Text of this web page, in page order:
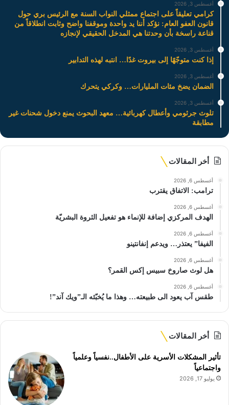
أغسطس 3, 2026
كرامي تعليقاً على اجتماع ممثلي النواب السنة مع الرئيس بري حول
قانون العفو العام: نؤكد أننا يد واحدة وموقفنا واضح وثابت انطلاقاً من
قناعة راسخة بأن وحدتنا هي المدخل الحقيقي لإنجازه
أغسطس 3, 2026
إذا كنت متوجّهًا إلى بيروت غدًا… انتبه لهذه التدابير
أغسطس 3, 2026
الضمان يضخ مئات المليارات… وكركي يتحرك
أغسطس 3, 2026
تلوث جرثومي وأعطال كهربائية… معهد البحوث يمنع دخول شحنات غير
مطابقة
أخر المقالات
أغسطس 6, 2026
ترامب: الاتفاق يقترب
أغسطس 6, 2026
الهدف المركزي إضافة للإنماء هو تفعيل الثروة البشريّة
أغسطس 6, 2026
الفيفا” يعتذر… ويدعم إنفانتينو
أغسطس 6, 2026
هل لوث صاروخ سبيس إكس القمر؟
أغسطس 6, 2026
طقس آب يعود الى طبيعته… وهذا ما يُخبّئه الـ”ويك آند”!
أخر المقالات
تأثير المشكلات الأسرية على الأطفال..نفسياً وعلمياً
واجتماعياً
يوليو 17, 2026